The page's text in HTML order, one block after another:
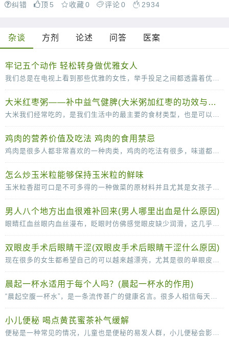
纠错 顶 5 收藏0 评论0 2934
杂谈 方剂 论述 问答 医案
牢记五个动作 轻松转身做优雅女人
我们总是在电视上看到那些优雅的女性，举手投足之间都透露着优雅。其实，漂亮的女人不单单是脸蛋长得漂亮，拥有一个完美的身材，更要有气质，而气质并不是一天两天就可以培养出来的，需
大米红枣粥——补中益气健脾(大米粥加红枣的功效与作用)
大米我们经常吃的，是我们生活中的最主要的食材类型，也是可以补充丰富的碳水化合物的重要的来源。大米和红枣搭配煮粥的话可以有滋补气血的作用，红枣可以补血，而且还可以补铁的哦
鸡肉的营养价值及吃法 鸡肉的食用禁忌
鸡肉是很多人都非常喜欢的一种肉类，鸡肉的吃法有很多，味道都很可口，鸡肉的脂肪含量比较低，常吃也没那么容易长胖，营养价值很高。鸡肉的营养价值及吃法多吃鸡肉，有助于抗冻防病，而且
怎么炒玉米粒能够保持玉米粒的鲜味
玉米粒香甜可口是不可多得的一种做菜的原材料并且尤其是女孩子是很喜欢吃玉米粒的因为玉米粒味道香甜，但是当我们自己尝试着去做玉米粒的时候就会发现其实很多时候我们做的玉
男人八个地方出血很难补回来(男人哪里出血是什么原因)
眼睛红血丝眼内血丝漫布，眨眼时仿佛感觉眼皮缺少润滑，这几乎可以确定眼睛已经感染了。这时应停止视物，敷上一条冷毛巾，稍事缓解，同时涂一些消炎眼膏。切记不能揉眼睛，因为手是脏的
双眼皮手术后眼睛干涩(双眼皮手术后眼睛干涩什么原因)
现在很多的女生都希望自己的可以越来越漂亮，尤其是很的单眼皮女生更是喜欢双眼皮，所以很多人都会选择通过做双眼皮手术的方法变成双眼皮。很多女生在做了双眼皮手术之后，会感觉
晨起一杯水适用于每个人吗？(晨起一杯水的作用)
“晨起空腹一杯水”，是一条流传甚广的健康名言。很多人相信每天的这杯水，可以清肠胃、排毒养颜、稀释血液，甚至还可以减少疾病的发生。那么，晨起一杯水适用于每个人吗？不是的。从
小儿便秘 喝点黄芪蜜茶补气缓解
便秘是一种常见的情况，儿童也是便秘的易发人群，小儿便秘会影响到身心的健康发育，所以小儿出现便秘的时候一定要及时的调理。下面中医就为父母们介绍几款辅助治疗便秘的食疗方，快